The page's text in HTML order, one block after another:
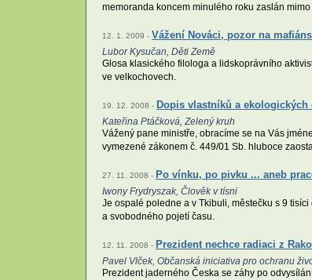
memoranda koncem minulého roku zaslán
12. 1. 2009 - Vážení Nováci, pozor na
Lubor Kysučan, Děti Země
Glosa klasického filologa a lidskoprávního
ve velkochovech.
19. 12. 2008 - Dopis vlastníků a
Kateřina Ptáčková, Zelený kruh
Vážený pane ministře, obracíme se na Vás
vymezené zákonem č. 449/01 Sb. hluboce
27. 11. 2008 - Po vínku, po pivku ... aneb
Iwony Frydryszak, Člověk v tísni
Je ospalé poledne a v Tkibuli, městečku s 9
a svobodného pojetí času.
12. 11. 2008 - Prezident nechce radiaci z
Pavel Vlček, Občanská iniciativa pro ochranu
Prezident jaderného Česka se záhy po